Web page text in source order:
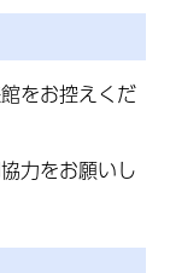
をお控えくだ
力をお願いし